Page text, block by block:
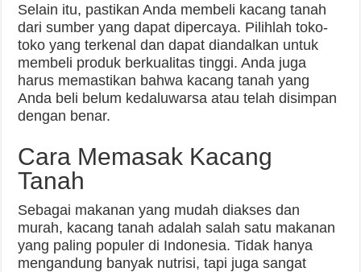
Selain itu, pastikan Anda membeli kacang tanah
dari sumber yang dapat dipercaya. Pilihlah toko-
toko yang terkenal dan dapat diandalkan untuk
membeli produk berkualitas tinggi. Anda juga
harus memastikan bahwa kacang tanah yang
Anda beli belum kedaluwarsa atau telah disimpan
dengan benar.
Cara Memasak Kacang
Tanah
Sebagai makanan yang mudah diakses dan
murah, kacang tanah adalah salah satu makanan
yang paling populer di Indonesia. Tidak hanya
mengandung banyak nutrisi, tapi juga sangat